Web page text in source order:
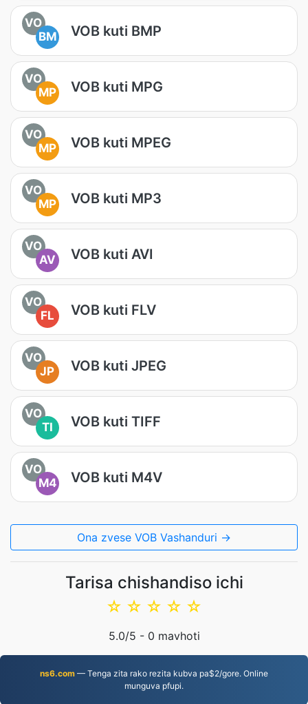
VO
BM
VOB kuti BMP
VO
MP
VOB kuti MPG
VO
MP
VOB kuti MPEG
VO
MP
VOB kuti MP3
VO
AV
VOB kuti AVI
VO
FL
VOB kuti FLV
VO
JP
VOB kuti JPEG
VO
TI
VOB kuti TIFF
VO
M4
VOB kuti M4V
Ona zvese VOB Vashanduri →
Tarisa chishandiso ichi
☆
☆
☆
☆
☆
5.0/5 - 0 mavhoti
ns6.com — Tenga zita rako rezita kubva pa$2/gore. Online
munguva pfupi.